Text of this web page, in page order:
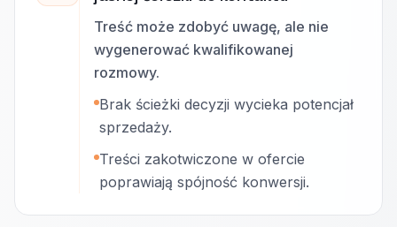
Treść może zdobyć uwagę, ale nie
wygenerować kwalifikowanej
rozmowy.
Brak ścieżki decyzji wycieka potencjał
sprzedaży.
Treści zakotwiczone w ofercie
poprawiają spójność konwersji.